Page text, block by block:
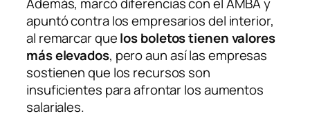
apuntó contra los empresarios del interior,
al remarcar quelos boletos tienen valores
más elevados, pero aun así las empresas
sostienen que los recursos son
insuficientes para afrontar los aumentos
salariales.